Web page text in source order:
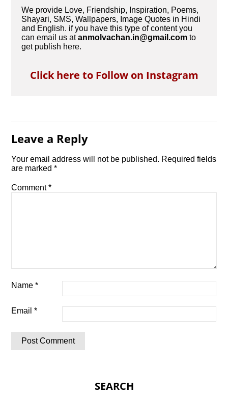
We provide Love, Friendship, Inspiration, Poems,
Shayari, SMS, Wallpapers, Image Quotes in Hindi
and English. if you have this type of content you
can email us atanmolvachan.in@gmail.com to
get publish here.
Click here to Follow on Instagram
Leave a Reply
Your email address will not be published. Required fields
are marked*
Comment*
Name*
Email*
SEARCH